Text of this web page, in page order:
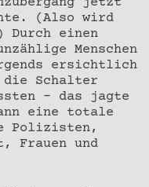
(Also wird
Durch einen
Menschen
ersichtlich
die Schalter
– das jagte
eine totale
Polizisten,
Frauen und